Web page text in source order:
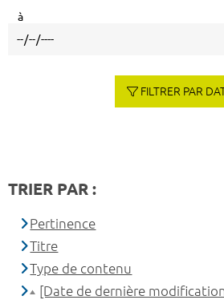
à
FILTRER PAR
TRIER PAR :
Pertinence
Titre
Type de contenu
[Date de dernière